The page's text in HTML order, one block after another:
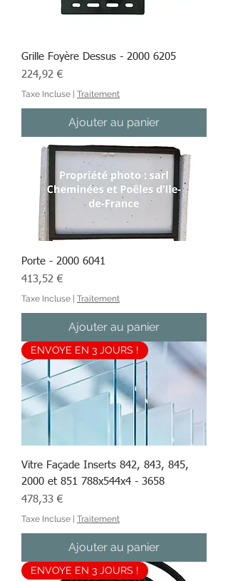
Grille Foyère Dessus - 2000 6205
Prix
224,92 €
Taxe Incluse Traitement
Ajouter au panier
Porte - 2000 6041
Prix
413,52 €
Taxe Incluse | Traitement
Ajouter au panier
ENVOYE EN 3 JOURS !
Vitre Façade Inserts 842, 843, 845,
2000 et 851 788x544x4 - 3658
Prix
478,33 €
Taxe Incluse Traitement
Ajouter au panier
ENVOYE EN 3 JOURS !